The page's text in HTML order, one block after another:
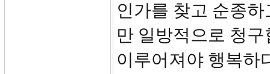
인가를 찾고 순종
만 일방적으로 청
이루어져야 행복하